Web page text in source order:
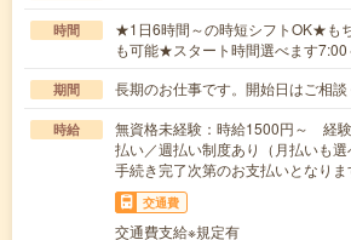
時間
★1日6時間～の時短シフトOK★も
も可能★スタート時間選べます
期間 長期のお仕事です。開始日はご相
時給
無資格未経験：時給1500円～ 経
払い／週払い制度あり（月払いも
手続き完了次第のお支払いとなりま
交通費
交通費支給※規定有